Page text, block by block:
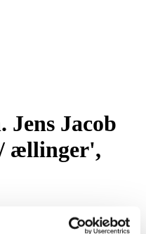
Jens Jacob
ællinger',